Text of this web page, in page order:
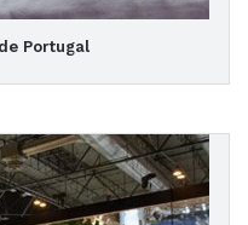
Portugal